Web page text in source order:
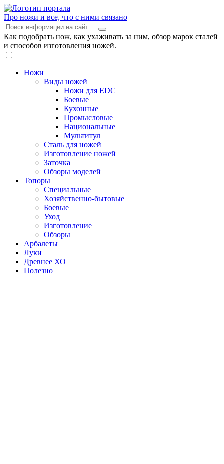
Про ножи и все, что с ними связано
Как подобрать нож, как ухаживать за ним, обзор марок сталей
и способов изготовления ножей.
Ножи
Виды ножей
Ножи для EDC
Боевые
Кухонные
Промысловые
Национальные
Мультитул
Сталь для ножей
Изготовление ножей
Заточка
Обзоры моделей
Топоры
Специальные
Хозяйственно-бытовые
Боевые
Уход
Изготовление
Обзоры
Арбалеты
Луки
Древнее ХО
Полезно